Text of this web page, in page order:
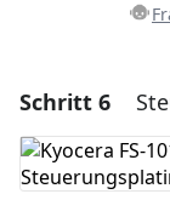
Schritt 6